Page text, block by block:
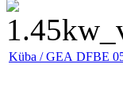
Küba / GEA DFBE